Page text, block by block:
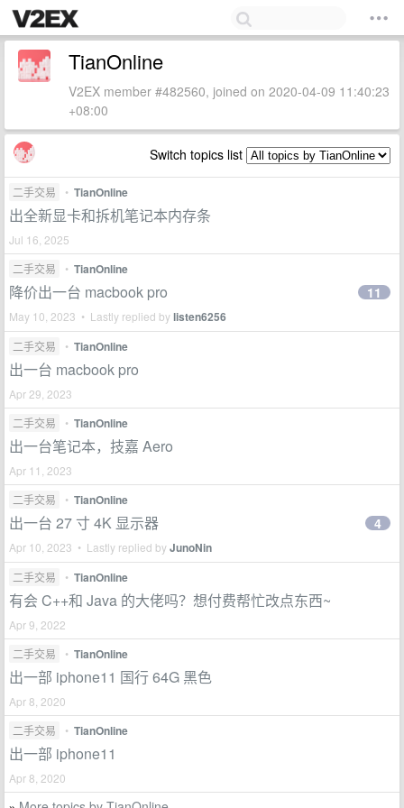
TianOnline
V2EX member #482560, joined on 2020-04-09 11:40:23
+08:00
Switch topics list
二手交易 • TianOnline
出全新显卡和拆机笔记本内存条
Jul 16, 2025
二手交易
• TianOnline
降价出一台 macbook pro
May 10, 2023 • Lastly replied bylisten6256
11
二手交易 • TianOnline
出一台 macbook pro
Apr 29, 2023
二手交易
• TianOnline
出一台笔记本，技嘉 Aero
Apr 11, 2023
二手交易
• TianOnline
出一台 27 寸 4K 显示器
Apr 10, 2023 • Lastly replied byJunoNin
4
二手交易 • TianOnline
有会 C++和 Java 的大佬吗？想付费帮忙改点东西~
Apr 9, 2022
二手交易
• TianOnline
出一部 iphone11 国行 64G 黑色
Apr 8, 2020
二手交易
• TianOnline
出一部 iphone11
Apr 8, 2020